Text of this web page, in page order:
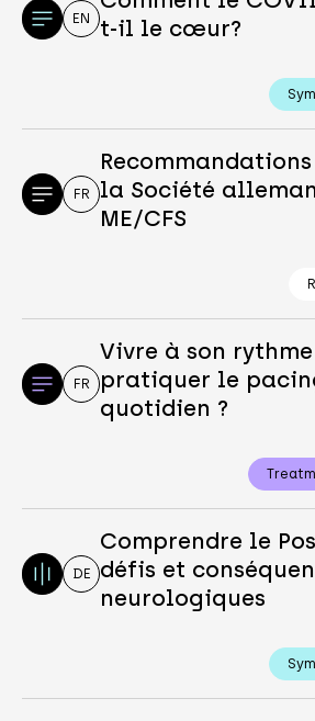
EN
t-il le cœur?
FR
la Société
ME/CFS
FR
Vivre à son
pratiquer le
quotidien ?
DE
Comprendre le
défis et
neurologiques